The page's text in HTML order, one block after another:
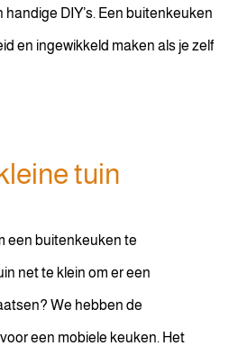
DIY’s. Een buitenkeuken
en ingewikkeld maken als je zelf
tuin
een buitenkeuken te
net te klein om er een
We hebben de
een mobiele keuken. Het